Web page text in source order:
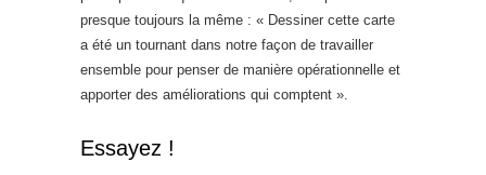
presque toujours la même : « Dessiner cette carte
a été un tournant dans notre façon de travailler
ensemble pour penser de manière opérationnelle et
apporter des améliorations qui comptent ».
Essayez !